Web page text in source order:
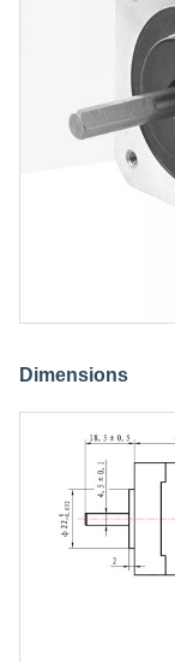
Dimensions